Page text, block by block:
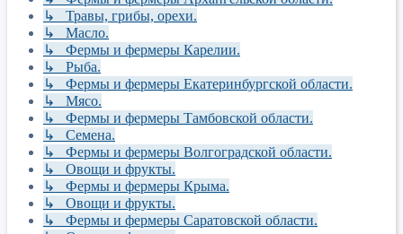
↳ Травы, грибы, орехи.
↳ Масло.
↳ Фермы и фермеры Карелии.
↳ Рыба.
↳ Фермы и фермеры Екатеринбургской области.
↳ Мясо.
↳ Фермы и фермеры Тамбовской области.
↳ Семена.
↳ Фермы и фермеры Волгоградской области.
↳ Овощи и фрукты.
↳ Фермы и фермеры Крыма.
↳ Овощи и фрукты.
↳ Фермы и фермеры Саратовской области.